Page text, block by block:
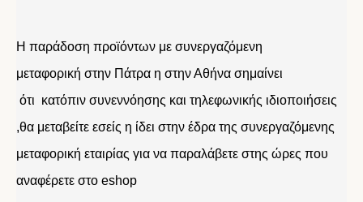
Η παράδοση προϊόντων με συνεργαζόμενη
μεταφορική στην Πάτρα η στην Αθήνα σημαίνει
ότι κατόπιν συνεννόησης και τηλεφωνικής ιδιοποιήσεις
,θα μεταβείτε εσείς η ίδει στην έδρα της συνεργαζόμενης
μεταφορική εταιρίας για να παραλάβετε στης ώρες που
αναφέρετε στο eshop